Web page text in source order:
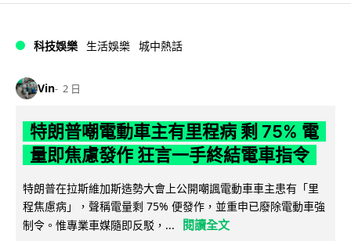
科技娛樂 生活娛樂 城中熱話
Vin 2 日
特朗普嘲電動車主有里程病 剩 75% 電
量即焦慮發作 狂言一手終結電車指令
特朗普在拉斯維加斯造勢大會上公開嘲諷電動車車主患有「里
程焦慮病」，聲稱電量剩 75% 便發作，並重申已廢除電動車強
制令。惟專業車媒隨即反駁，...
閱讀全文